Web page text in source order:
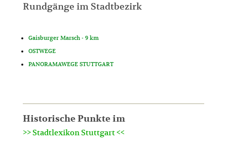
Rundgänge im Stadtbezirk
Gaisburger Marsch - 9 km
OSTWEGE
PANORAMAWEGE STUTTGART
Historische Punkte im
>> Stadtlexikon Stuttgart <<